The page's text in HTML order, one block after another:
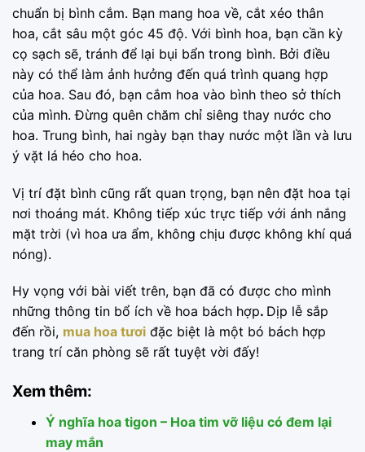
chuẩn bị bình cắm. Bạn mang hoa về, cắt xéo thân
hoa, cắt sâu một góc 45 độ. Với bình hoa, bạn cần kỳ
cọ sạch sẽ, tránh để lại bụi bẩn trong bình. Bởi điều
này có thể làm ảnh hưởng đến quá trình quang hợp
của hoa. Sau đó, bạn cắm hoa vào bình theo sở thích
của mình. Đừng quên chăm chỉ siêng thay nước cho
hoa. Trung bình, hai ngày bạn thay nước một lần và lưu
ý vặt lá héo cho hoa.
Vị trí đặt bình cũng rất quan trọng, bạn nên đặt hoa tại
nơi thoáng mát. Không tiếp xúc trực tiếp với ánh nắng
mặt trời (vì hoa ưa ẩm, không chịu được không khí quá
nóng).
Hy vọng với bài viết trên, bạn đã có được cho mình
những thông tin bổ ích về hoa bách hợp. Dịp lễ sắp
đến rồi, mua hoa tươi đặc biệt là một bó bách hợp
trang trí căn phòng sẽ rất tuyệt vời đấy!
Xem thêm:
Ý nghĩa hoa tigon – Hoa tim vỡ liệu có đem lại
may mắn